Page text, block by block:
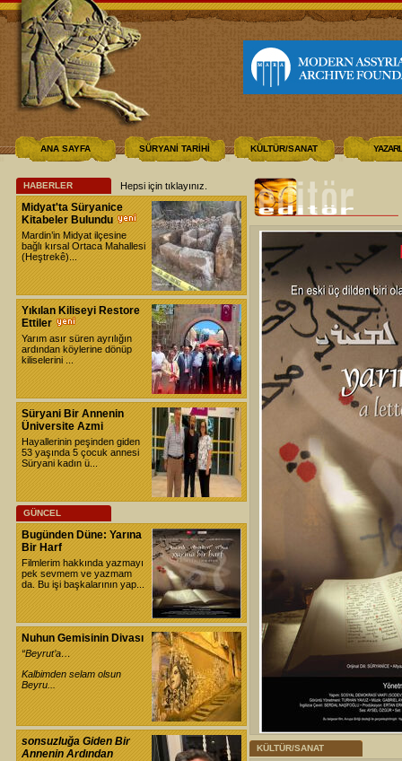
ANA SAYFA SÜRYANİ TARİHİ KÜLTÜR/SANAT
HABERLER Hepsi için tıklayınız
Midyat'ta Süryanice
Kitabeler Bulundu
Mardin’in Midyat ilçesine
bağlı kırsal Ortaca Mahallesi
(Heştrekê)...
Yıkılan Kiliseyi Restore
Ettiler
Yarım asır süren ayrılığın
ardından köylerine dönüp
kiliselerini ...
Süryani Bir Annenin
Üniversite Azmi
Hayallerinin peşinden giden
53 yaşında 5 çocuk annesi
Süryani kadın ü...
GÜNCEL
Bugünden Düne: Yarına
Bir Harf
Filmlerim hakkında yazmayı
pek sevmem ve yazmam
da. Bu işi başkalarının yap...
Nuhun Gemisinin Divası
“Beyrut’a…
Kalbimden selam olsun
Beyru...
sonsuzluğa Giden Bir
Annenin Ardından
KÜLTÜR/SANAT